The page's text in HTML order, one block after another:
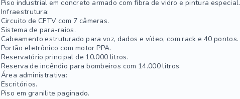
Piso industrial em concreto armado com fibra de vidro e pintura especial.
Infraestrutura:
Circuito de CFTV com 7 câmeras.
Sistema de para-raios.
Cabeamento estruturado para voz, dados e vídeo, com rack e 40 pontos.
Portão eletrônico com motor PPA.
Reservatório principal de 10.000 litros.
Reserva de incêndio para bombeiros com 14.000 litros.
Área administrativa:
Escritórios.
Piso em granilite paginado.